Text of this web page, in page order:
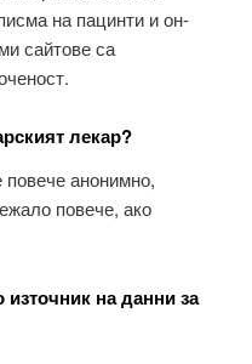
на пацинти и он-
сайтове са
лекар?
анонимно,
повече, ако
източник на данни за